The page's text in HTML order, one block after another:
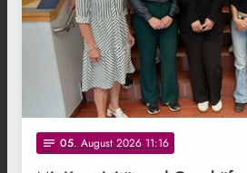
notes 05. August 2026 11:16